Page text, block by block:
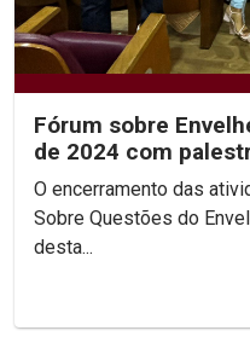
Fórum sobre
de 2024 com
O encerramento das
Sobre Questões do
desta...